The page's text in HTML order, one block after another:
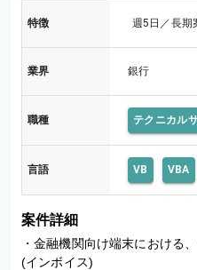
特徴 週5日／長期
業界 銀行
職種 テクニカル
言語 VB VBA
案件詳細
・金融機関向け端末における
(インボイス)